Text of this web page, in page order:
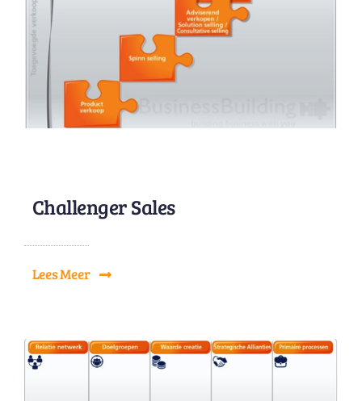
Challenger Sales
Lees Meer